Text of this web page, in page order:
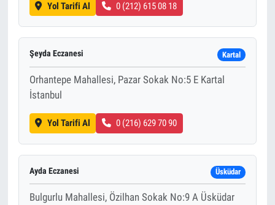
Yol Tarifi Al 0 (212) 615 08 18
Şeyda Eczanesi Kartal
Orhantepe Mahallesi, Pazar Sokak No:5 E Kartal
İstanbul
Yol Tarifi Al 0 (216) 629 70 90
Ayda Eczanesi Üsküdar
Bulgurlu Mahallesi, Özilhan Sokak No:9 A Üsküdar